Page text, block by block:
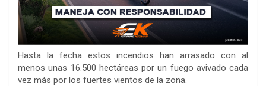
Hasta la fecha estos incendios han arrasado con al
menos unas 16.500 hectáreas por un fuego avivado cada
vez más por los fuertes vientos de la zona.